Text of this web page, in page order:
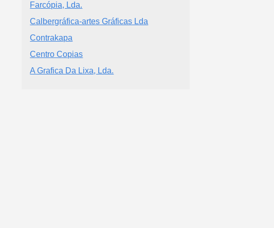
Farcópia, Lda.
Calbergráfica-artes Gráficas Lda
Contrakapa
Centro Copias
A Grafica Da Lixa, Lda.